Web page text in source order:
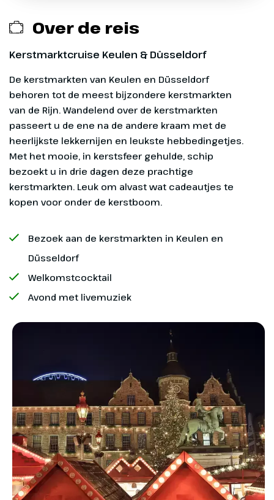
Over de reis
Kerstmarktcruise Keulen & Düsseldorf
De kerstmarkten van Keulen en Düsseldorf
behoren tot de meest bijzondere kerstmarkten
van de Rijn. Wandelend over de kerstmarkten
passeert u de ene na de andere kraam met de
heerlijkste lekkernijen en leukste hebbedingetjes.
Met het mooie, in kerstsfeer gehulde, schip
bezoekt u in drie dagen deze prachtige
kerstmarkten. Leuk om alvast wat cadeautjes te
kopen voor onder de kerstboom.
Bezoek aan de kerstmarkten in Keulen en
Düsseldorf
Welkomstcocktail
Avond met livemuziek
Dag 1
Lemmer - Düsseldorf
Om 10.00 uur heet de bemanning
u van harte welkom aan boord
de winterse omgeving die aan u
met uw medepassagiers onder
koffie en een kleine versnapering
in de lounge. Het schip zal de
volgende dag Düsseldorf
Hoogtepunt
Kerstmarkt
Düsseldorf
Fooien
Vanaf-prijs
De vanaf-prijs is op basis van een tweepersoonshut
op het Benedendek.
Onder voorbehoud
In zeer zeldzame gevallen kan het voorkomen dat
zijn. Door een cruise bij ons te boeken aanvaard je